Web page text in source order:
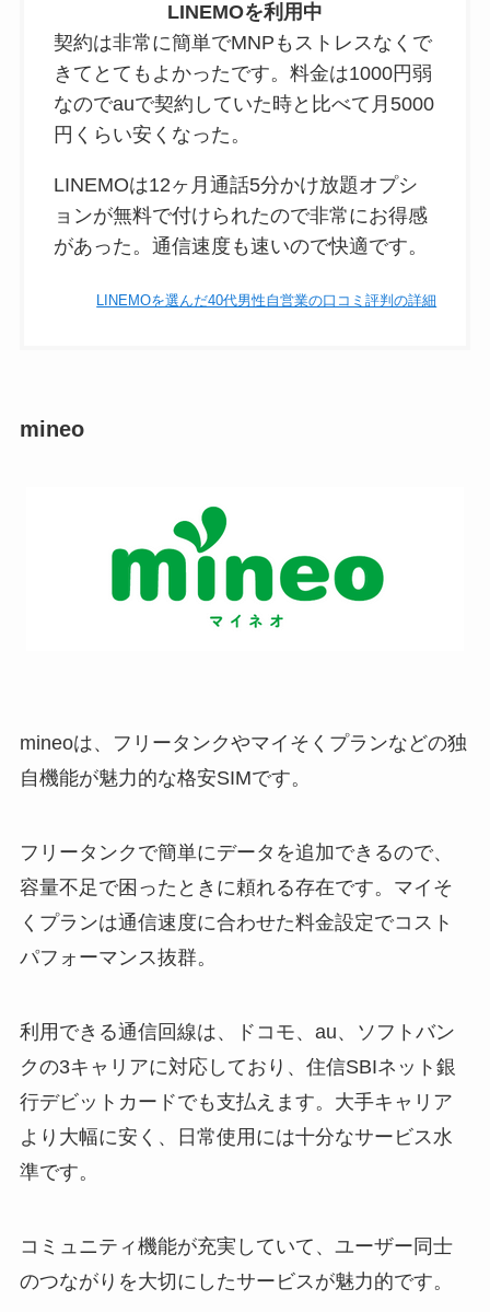
LINEMOを利用中
契約は非常に簡単でMNPもストレスなくで
きてとてもよかったです。料金は1000円弱
なのでauで契約していた時と比べて月5000
円くらい安くなった。
LINEMOは12ヶ月通話5分かけ放題オプシ
ョンが無料で付けられたので非常にお得感
があった。通信速度も速いので快適です。
LINEMOを選んだ40代男性自営業の口コミ評判の詳細
mineo
mineoは、フリータンクやマイそくプランなどの独
自機能が魅力的な格安SIMです。
フリータンクで簡単にデータを追加できるので、
容量不足で困ったときに頼れる存在です。マイそ
くプランは通信速度に合わせた料金設定でコスト
パフォーマンス抜群。
利用できる通信回線は、ドコモ、au、ソフトバン
クの3キャリアに対応しており、住信SBIネット銀
行デビットカードでも支払えます。大手キャリア
より大幅に安く、日常使用には十分なサービス水
準です。
コミュニティ機能が充実していて、ユーザー同士
のつながりを大切にしたサービスが魅力的です。